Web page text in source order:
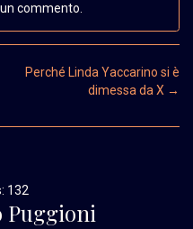
commento.
Perché Linda Yaccarino si è
dimessa da X →
132
Puggioni